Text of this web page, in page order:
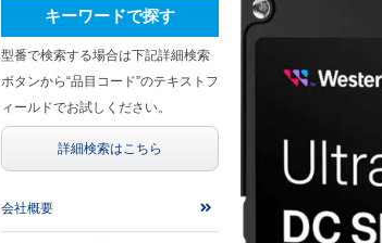
キーワードで探す
型番で検索する場合は下記詳細検索
ボタンから“品目コード”のテキストフ
ィールドでお試しください。
詳細検索はこちら
会社概要